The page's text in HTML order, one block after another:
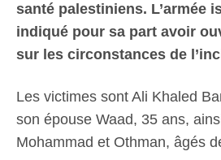
santé palestiniens. L’armée
indiqué pour sa part avoir
sur les circonstances de
Les victimes sont Ali Khaled
son épouse Waad, 35 ans,
Mohammad et Othman, âgés